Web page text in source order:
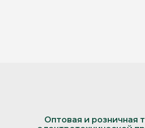
Оптовая и розничная